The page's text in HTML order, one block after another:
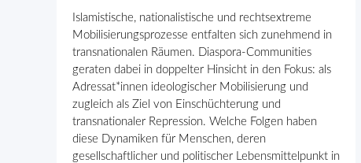
Islamistische, nationalistische und rechtsextreme
Mobilisierungsprozesse entfalten sich zunehmend in
transnationalen Räumen. Diaspora-Communities
geraten dabei in doppelter Hinsicht in den Fokus: als
Adressat*innen ideologischer Mobilisierung und
zugleich als Ziel von Einschüchterung und
transnationaler Repression. Welche Folgen haben
diese Dynamiken für Menschen, deren
gesellschaftlicher und politischer Lebensmittelpunkt in